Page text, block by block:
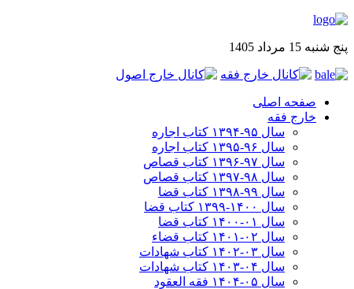
پنج شنبه 15 مرداد 1405
صفحه اصلی
خارج فقه
سال ۹۵-۱۳۹۴ کتاب اجاره
سال ۹۶-۱۳۹۵ کتاب اجاره
سال ۹۷-۱۳۹۶ کتاب قصاص
سال ۹۸-۱۳۹۷ کتاب قصاص
سال ۹۹-۱۳۹۸‍ کتاب قضا
سال ۱۴۰۰-۱۳۹۹ کتاب قضا
سال ۰۱-۱۴۰۰ کتاب قضا
سال ۰۲-۱۴۰۱ کتاب قضاء
سال ۰۳-۱۴۰۲ کتاب شهادات
سال ۰۴-۱۴۰۳ کتاب شهادات
سال ۰۵-۱۴۰۴ فقه العقود